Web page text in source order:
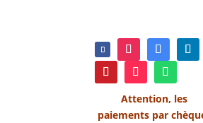
Attention, les
paiements par